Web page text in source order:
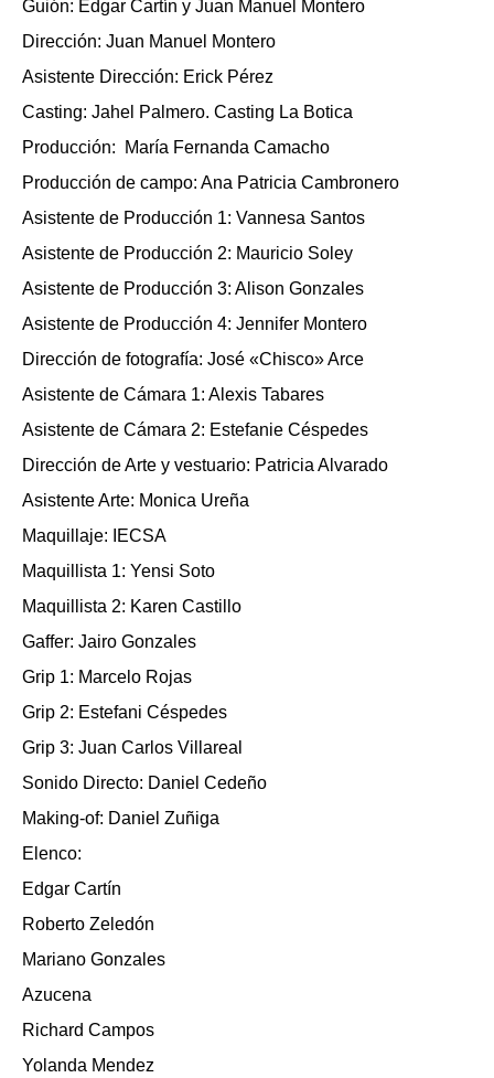
Guión: Edgar Cartín y Juan Manuel Montero
Dirección: Juan Manuel Montero
Asistente Dirección: Erick Pérez
Casting: Jahel Palmero. Casting La Botica
Producción:
María Fernanda Camacho
Producción de campo: Ana Patricia Cambronero
Asistente de Producción 1: Vannesa Santos
Asistente de Producción 2: Mauricio Soley
Asistente de Producción 3: Alison Gonzales
Asistente de Producción 4: Jennifer Montero
Dirección de fotografía: José «Chisco» Arce
Asistente de Cámara 1: Alexis Tabares
Asistente de Cámara 2: Estefanie Céspedes
Dirección de Arte y vestuario: Patricia Alvarado
Asistente Arte: Monica Ureña
Maquillaje: IECSA
Maquillista 1: Yensi Soto
Maquillista 2: Karen Castillo
Gaffer: Jairo Gonzales
Grip 1: Marcelo Rojas
Grip 2: Estefani Céspedes
Grip 3: Juan Carlos Villareal
Sonido Directo: Daniel Cedeño
Making-of: Daniel Zuñiga
Elenco:
Edgar Cartín
Roberto Zeledón
Mariano Gonzales
Azucena
Richard Campos
Yolanda Mendez